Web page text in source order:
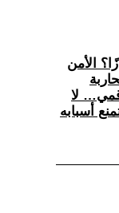
الأمن
لا
أسبابه